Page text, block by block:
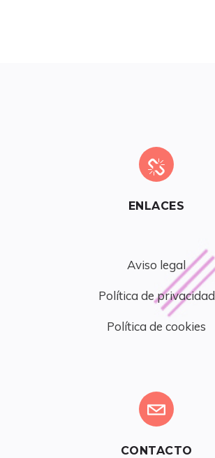
ENLACES
Aviso legal
Política de privacidad
Política de cookies
CONTACTO